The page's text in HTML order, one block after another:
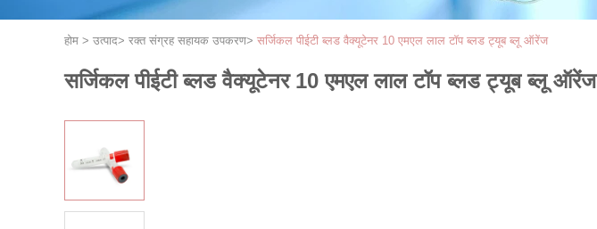
होम > उत्पाद> रक्त संग्रह सहायक उपकरण> सर्जिकल पीईटी ब्लड वैक्यूटेनर 10 एमएल लाल टॉप ब्लड ट्यूब ब्लू ऑरेंज
सर्जिकल पीईटी ब्लड वैक्यूटेनर 10 एमएल लाल टॉप ब्लड ट्यूब ब्लू ऑरेंज